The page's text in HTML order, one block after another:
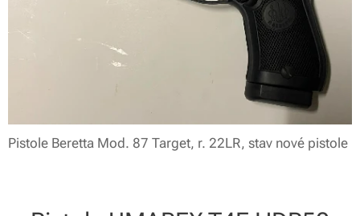
Pistole Beretta Mod. 87 Target, r. 22LR, stav nové pistole